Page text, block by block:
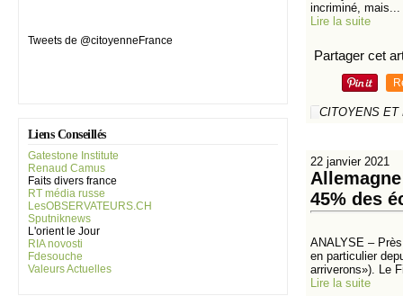
Tweets de @citoyenneFrance
Liens Conseillés
Gatestone Institute
Renaud Camus
Faits divers france
RT média russe
LesOBSERVATEURS.CH
Sputniknews
L'orient le Jour
RIA novosti
Fdesouche
Valeurs Actuelles
incriminé, mais...
Lire la suite
Partager cet
CITOYENS ET
22 janvier 2021
45% des
ANALYSE –
en particulier
arriverons»). Le
Lire la suite